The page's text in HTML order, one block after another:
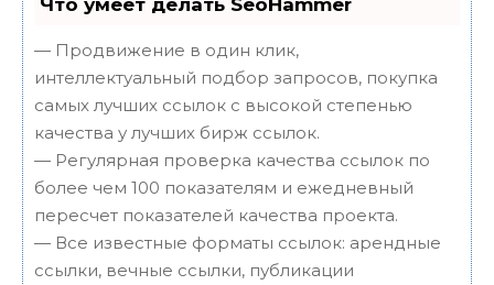
— Продвижение в один клик,
интеллектуальный подбор запросов, покупка
самых лучших ссылок с высокой степенью
качества у лучших бирж ссылок.
— Регулярная проверка качества ссылок по
более чем 100 показателям и ежедневный
пересчет показателей качества проекта.
— Все известные форматы ссылок: арендные
ссылки, вечные ссылки, публикации